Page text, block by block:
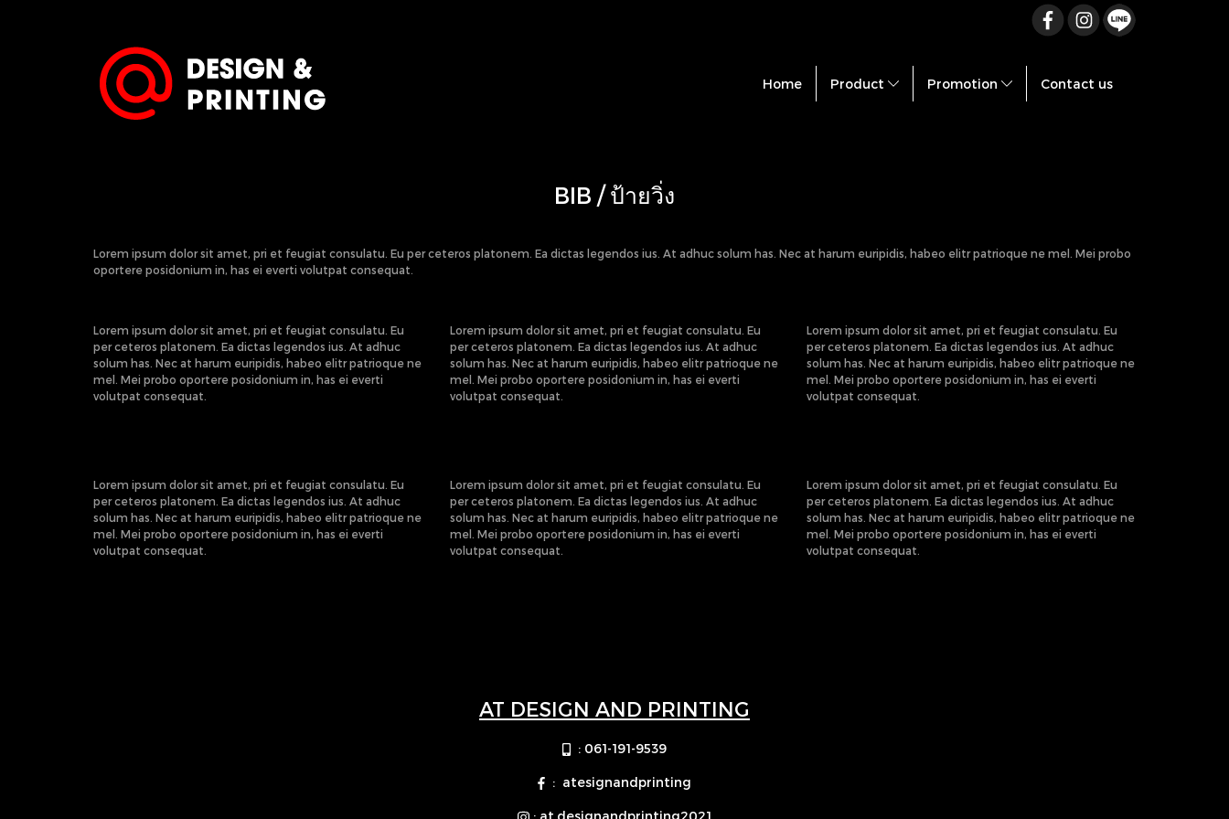
Home Product Promotion Contact us
BIB / ป้ายวิ่ง
Lorem ipsum dolor sit amet, pri et feugiat consulatu. Eu per ceteros platonem. Ea dictas legendos ius. At adhuc solum has. Nec at harum euripidis, habeo elitr patrioque ne mel. Mei probo
oportere posidonium in, has ei everti volutpat consequat.
Lorem ipsum dolor sit amet, pri et feugiat consulatu. Eu
per ceteros platonem. Ea dictas legendos ius. At adhuc
solum has. Nec at harum euripidis, habeo elitr patrioque ne
mel. Mei probo oportere posidonium in, has ei everti
volutpat consequat.
Lorem ipsum dolor sit amet, pri et feugiat consulatu. Eu
per ceteros platonem. Ea dictas legendos ius. At adhuc
solum has. Nec at harum euripidis, habeo elitr patrioque ne
mel. Mei probo oportere posidonium in, has ei everti
volutpat consequat.
Lorem ipsum dolor sit amet, pri et feugiat consulatu. Eu
per ceteros platonem. Ea dictas legendos ius. At adhuc
solum has. Nec at harum euripidis, habeo elitr patrioque ne
mel. Mei probo oportere posidonium in, has ei everti
volutpat consequat.
Lorem ipsum dolor sit amet, pri et feugiat consulatu. Eu
per ceteros platonem. Ea dictas legendos ius. At adhuc
solum has. Nec at harum euripidis, habeo elitr patrioque ne
mel. Mei probo oportere posidonium in, has ei everti
volutpat consequat.
Lorem ipsum dolor sit amet, pri et feugiat consulatu. Eu
per ceteros platonem. Ea dictas legendos ius. At adhuc
solum has. Nec at harum euripidis, habeo elitr patrioque ne
mel. Mei probo oportere posidonium in, has ei everti
volutpat consequat.
Lorem ipsum dolor sit amet, pri et feugiat consulatu. Eu
per ceteros platonem. Ea dictas legendos ius. At adhuc
solum has. Nec at harum euripidis, habeo elitr patrioque ne
mel. Mei probo oportere posidonium in, has ei everti
volutpat consequat.
AT DESIGN AND PRINTING
: 061-191-9539
: atesignandprinting
: at.designandprinting2021